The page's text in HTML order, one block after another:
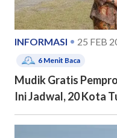
INFORMASI 25 FEB
6 Menit Baca
Mudik Gratis
Ini Jadwal, 20 Kota
Pendaftarannya